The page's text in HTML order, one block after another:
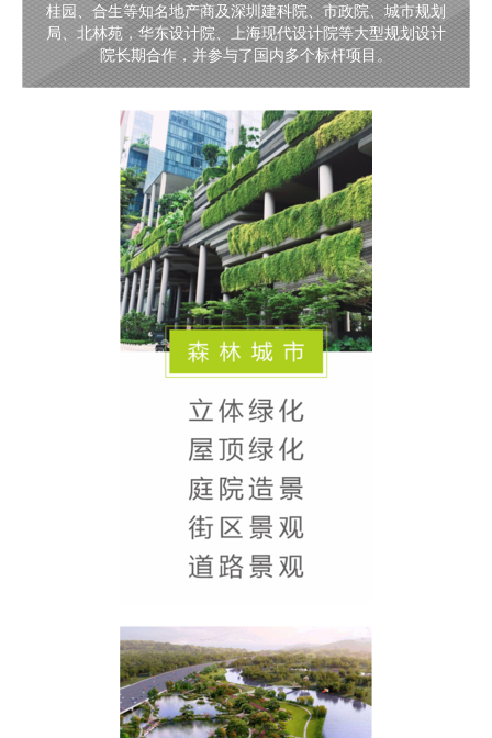
桂园、合生等知名地产商及深圳建科院、市政院、城市规划
局、北林苑，华东设计院、上海现代设计院等大型规划设计
院长期合作，并参与了国内多个标杆项目。